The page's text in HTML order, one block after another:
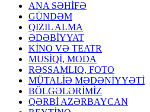
ANA SƏHİFƏ
GÜNDƏM
QIZIL ALMA
ƏDƏBİYYAT
KİNO VƏ TEATR
MUSİQİ, MODA
RƏSSAMLIQ, FOTO
MÜTALİƏ MƏDƏNİYYƏTİ
BÖLGƏLƏRİMİZ
QƏRBİ AZƏRBAYCAN